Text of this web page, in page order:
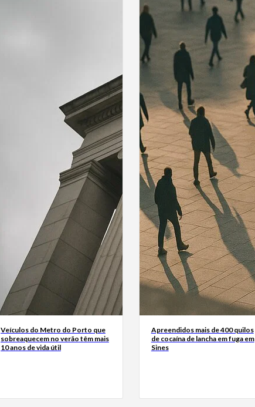
Veículos do Metro do Porto que
sobreaquecem no verão têm mais
10 anos de vida útil
Apreendidos mais de 400 quilos
de cocaína de lancha em fuga em
Sines